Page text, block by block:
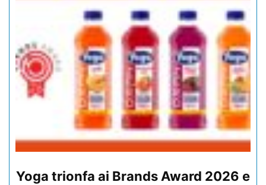
Yoga trionfa ai Brands Award 2026 e